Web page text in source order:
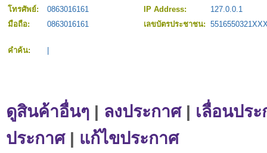
โทรศัพย์:
0863016161 IP Address:
127.0.0.1
มือถือ:
0863016161 เลขบัตรประชาชน:
คำค้น:
ดูสินค้าอื่นๆ | ลงประกาศ| เลื่อนปร
ประกาศ| แก้ไขประกาศ